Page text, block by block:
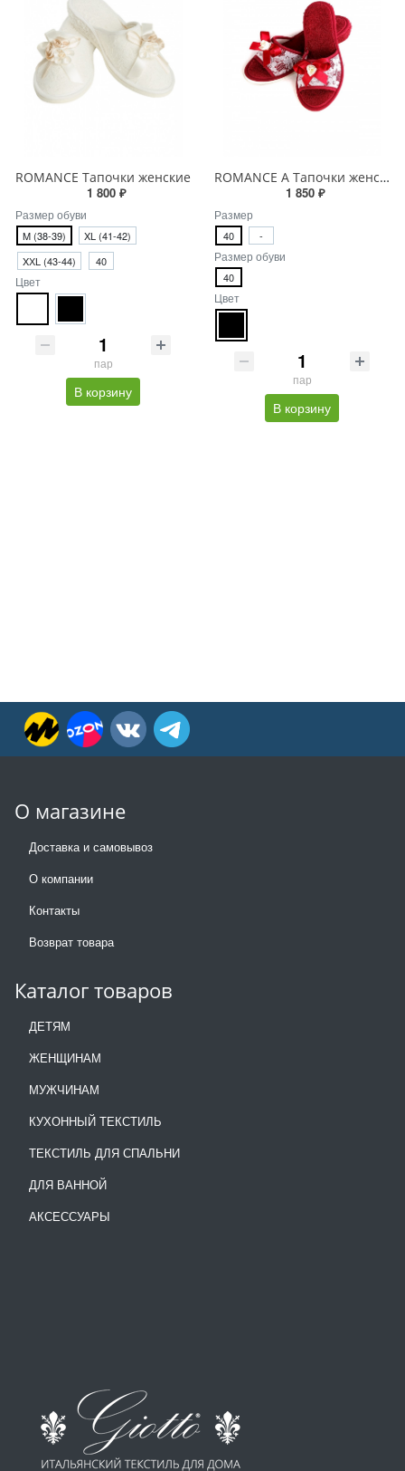
ROMANCE Тапочки женские
1 800 ₽
Размер обуви
M (38-39)
XL (41-42)
XХL (43-44)
40
Цвет
пар
В корзину
ROMANCE A Тапочки женские
1 850 ₽
Размер
40 -
Размер обуви
40
Цвет
пар
В корзину
О магазине
Доставка и самовывоз
О компании
Контакты
Возврат товара
Каталог товаров
ДЕТЯМ
ЖЕНЩИНАМ
МУЖЧИНАМ
КУХОННЫЙ ТЕКСТИЛЬ
ТЕКСТИЛЬ ДЛЯ СПАЛЬНИ
ДЛЯ ВАННОЙ
АКСЕССУАРЫ